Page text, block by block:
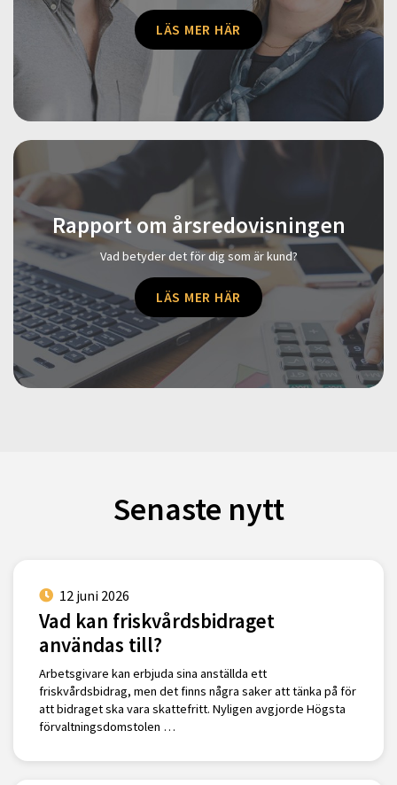
LÄS MER HÄR
Rapport om årsredovisningen
Vad betyder det för dig som är kund?
LÄS MER HÄR
Senaste nytt
12 juni 2026
Vad kan friskvårdsbidraget
användas till?
Arbetsgivare kan erbjuda sina anställda ett
friskvårdsbidrag, men det finns några saker att tänka på för
att bidraget ska vara skattefritt. Nyligen avgjorde Högsta
förvaltningsdomstolen …